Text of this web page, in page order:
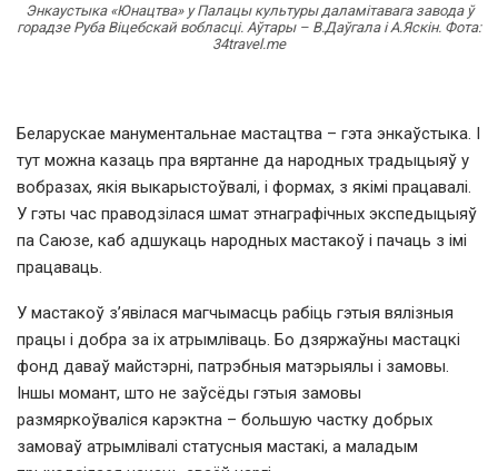
Энкаустыка «Юнацтва» у Палацы культуры даламітавага завода ў
горадзе Руба Віцебскай вобласці. Аўтары – В.Даўгала і А.Яскін. Фота:
34travel.me
Беларускае манументальнае мастацтва – гэта энкаўстыка. І
тут можна казаць пра вяртанне да народных традыцыяў у
вобразах, якія выкарыстоўвалі, і формах, з якімі працавалі.
У гэты час праводзілася шмат этнаграфічных экспедыцыяў
па Саюзе, каб адшукаць народных мастакоў і пачаць з імі
працаваць.
У мастакоў з’явілася магчымасць рабіць гэтыя вялізныя
працы і добра за іх атрымліваць. Бо дзяржаўны мастацкі
фонд даваў майстэрні, патрэбныя матэрыялы і замовы.
Іншы момант, што не заўсёды гэтыя замовы
размяркоўваліся карэктна – большую частку добрых
замоваў атрымлівалі статусныя мастакі, а маладым